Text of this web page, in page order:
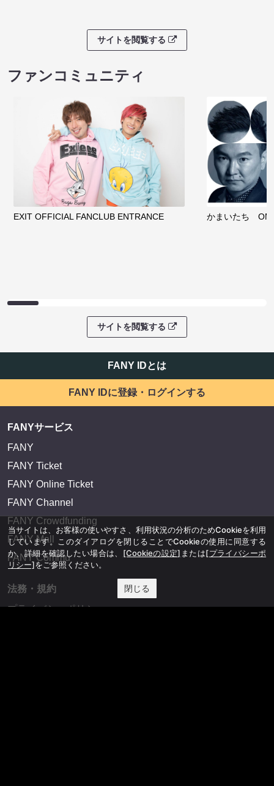
サイトを閲覧する
ファンコミュニティ
EXIT OFFICIAL FANCLUB ENTRANCE かまいたち
サイトを閲覧する
FANY IDとは
FANY IDに登録・ログインする
FANYサービス
FANY
FANY Ticket
FANY Online Ticket
FANY Channel
FANY Crowdfunding
FANY Mall
FANY Commu
法務・規約
プライバシーポリシー
当サイトは、お客様の使いやすさ、利用状況の分析のためCookieを利用
しています。このダイアログを閉じることでCookieの使用に同意する
か、詳細を確認したい場合は、 [Cookieの設定] または[プライバシーポ
リシー]をご参照ください。
閉じる